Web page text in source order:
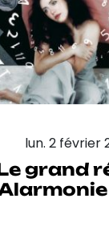
lun. 2 février
grand